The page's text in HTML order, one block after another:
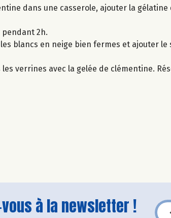
dans une casserole, ajouter la gélatine
pendant 2h.
blancs en neige bien fermes et ajouter le
verrines avec la gelée de clémentine.
à la newsletter !